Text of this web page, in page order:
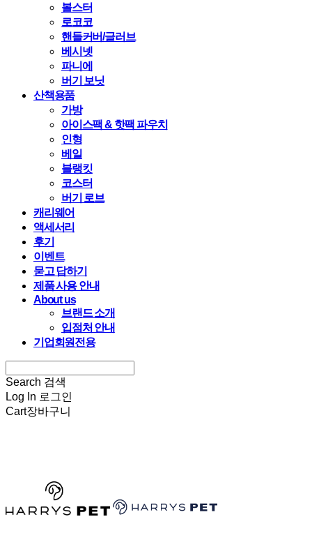
볼스터
로코코
핸들커버/글러브
베시넷
파니에
버기 보닛
산책용품
가방
아이스팩 & 핫팩 파우치
인형
베일
블랭킷
코스터
버기 로브
캐리웨어
액세서리
후기
이벤트
묻고 답하기
제품 사용 안내
About us
브랜드 소개
입점처 안내
기업회원전용
Search 검색
Log In 로그인
Cart장바구니